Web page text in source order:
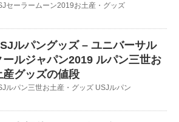
セーラームーン2019お土産・グッズ
ルパングッズ – ユニバーサル
ールジャパン2019 ルパン三世お
産グッズの値段
ルパン三世お土産・グッズ USJルパン